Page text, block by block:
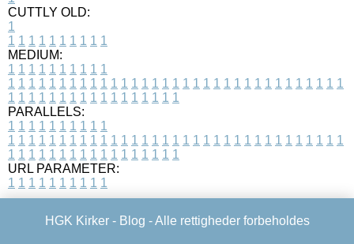
CUTTLY OLD:
1
1 1 1 1 1 1 1 1 1 1
MEDIUM:
1 1 1 1 1 1 1 1 1 1
1 1 1 1 1 1 1 1 1 1 1 1 1 1 1 1 1 1 1 1 1 1 1 1 1 1 1 1 1 1 1 1 1
1 1 1 1 1 1 1 1 1 1 1 1 1 1 1 1 1
PARALLELS:
1 1 1 1 1 1 1 1 1 1
1 1 1 1 1 1 1 1 1 1 1 1 1 1 1 1 1 1 1 1 1 1 1 1 1 1 1 1 1 1 1 1 1
1 1 1 1 1 1 1 1 1 1 1 1 1 1 1 1 1
URL PARAMETER:
1 1 1 1 1 1 1 1 1 1
HGK Kirker - Blog - Alle rettigheder forbeholdes